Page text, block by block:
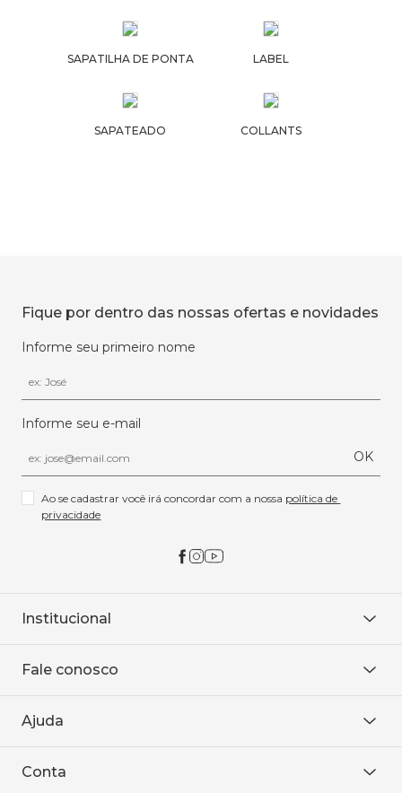
SAPATILHA DE PONTA LABEL
SAPATEADO COLLANTS
Fique por dentro das nossas ofertas e novidades
Informe seu primeiro nome
Informe seu e-mail
OK
Ao se cadastrar você irá concordar com a nossa política de
privacidade
Institucional
Onde encontrar
Baixe o APP
Fale conosco
WhatsApp
Ajuda
Política de entrega
Conta